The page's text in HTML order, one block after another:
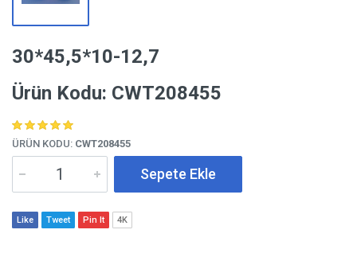
30*45,5*10-12,7
Ürün Kodu: CWT208455
ÜRÜN KODU: CWT208455
Sepete Ekle
Like Tweet Pin It 4K